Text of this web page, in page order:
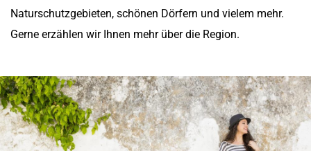
Naturschutzgebieten, schönen Dörfern und vielem mehr.
Gerne erzählen wir Ihnen mehr über die Region.